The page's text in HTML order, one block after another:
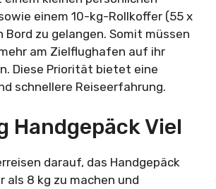
einem 10-kg-Rollkoffer (55 x
Bord zu gelangen. Somit müssen
am Zielflughafen auf ihr
Diese Priorität bietet eine
schnellere Reiseerfahrung.
Handgepäck Viel
darauf, das Handgepäck
als 8 kg zu machen und